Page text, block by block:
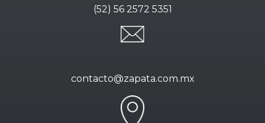
(52) 56 2572 5351
contacto@zapata.com.mx